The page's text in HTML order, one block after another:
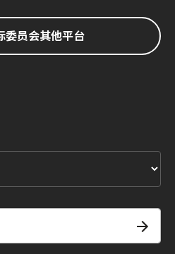
委员会其他平台